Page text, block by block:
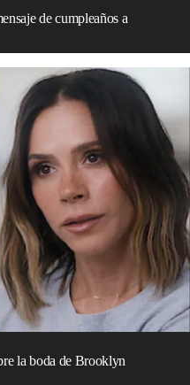
de cumpleaños a
la boda de Brooklyn